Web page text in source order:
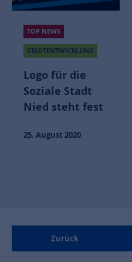
TOP NEWS
STADTENTWICKLUNG
Logo für die
Soziale Stadt
Nied steht fest
25. August 2020
Zurück